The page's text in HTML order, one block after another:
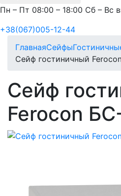
Пн – Пт 08:00 – 18:00 Сб – Вс
+38(067)005-12-44
ГлавнаяСейфы
Сейф гостиничный
Сейф
Ferocon